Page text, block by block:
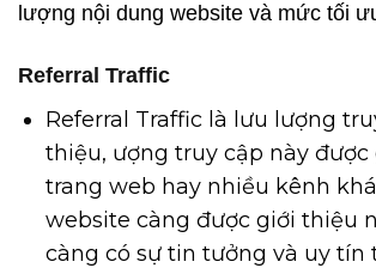
lượng nội dung website và mức tối
Referral Traffic
Referral Traffic là lưu lượng
thiệu, ượng truy cập này
trang web hay nhiều kênh
website càng được giới thiệu
càng có sự tin tưởng và uy tín